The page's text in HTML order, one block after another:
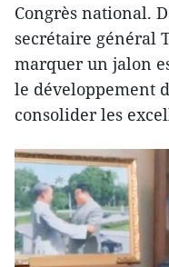
Congrès national.
secrétaire général
marquer un jalon
le développement
consolider les